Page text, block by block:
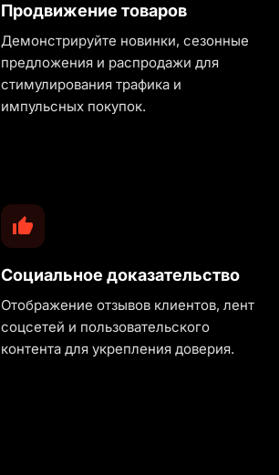
Продвижение товаров
Демонстрируйте новинки, сезонные
предложения и распродажи для
стимулирования трафика и
импульсных покупок.
Социальное доказательство
Отображение отзывов клиентов, лент
соцсетей и пользовательского
контента для укрепления доверия.